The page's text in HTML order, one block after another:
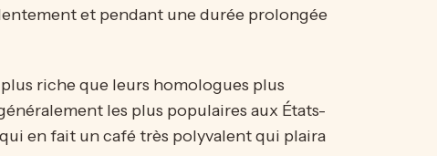
et pendant une durée prolongée
riche que leurs homologues plus
les plus populaires aux États-
en fait un café très polyvalent qui plaira